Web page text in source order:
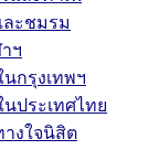
ะชมรม
ฯ
กรุงเทพฯ
ประเทศไทย
งใจนิสิต